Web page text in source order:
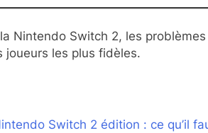
Nintendo Switch 2, les
joueurs les plus fidèles.
Switch 2 édition : ce qu’il